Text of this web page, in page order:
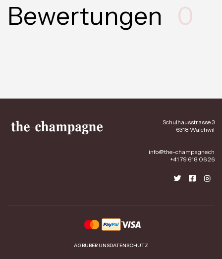
Bewertungen 0
Schulhausstrasse 3
6318 Walchwil
info@the-champagne.ch
+41 79 618 06 26
AGBÜBER UNSDATENSCHUTZ